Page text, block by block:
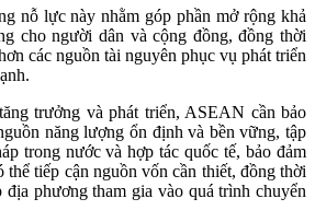
nỗ lực này nhằm góp phần mở rộng khả
cho người dân và cộng đồng, đồng thời
các nguồn tài nguyên phục vụ phát triển
trưởng và phát triển, ASEAN cần bảo
năng lượng ổn định và bền vững, tập
trong nước và hợp tác quốc tế, bảo đảm
thể tiếp cận nguồn vốn cần thiết, đồng thời
địa phương tham gia vào quá trình chuyển